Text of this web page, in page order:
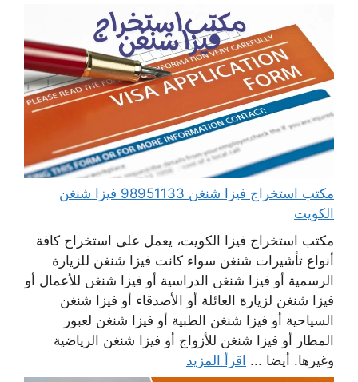
مكتب استخراج فيزا شنغن 98951133 فيزا شنغن
الكويت
مكتب استخراج فيزا الكويت، يعمل على استخراج كافة
أنواع تأشيرات شنغن سواء كانت فيزا شنغن للزيارة
الرسمية أو فيزا شنغن الدراسية أو فيزا شنغن للأعمال أو
فيزا شنغن لزيارة العائلة أو الأصدقاء أو فيزا شنغن
السياحية أو فيزا شنغن الطبية أو فيزا شنغن لعبور
المطار أو فيزا شنغن للأزواج أو فيزا شنغن الرياضية
وغيرها. أيضا ... اقرأ المزيد